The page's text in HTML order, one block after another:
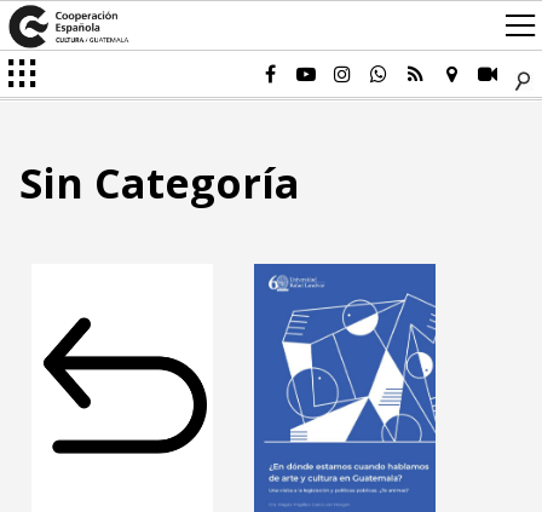
Sin Categoría